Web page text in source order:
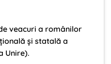
veacuri a românilor
şi statală a
Unire).